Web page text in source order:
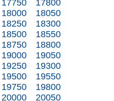
17750
17800
18000
18050
18250
18300
18500
18550
18750
18800
19000
19050
19250
19300
19500
19550
19750
19800
20000
20050